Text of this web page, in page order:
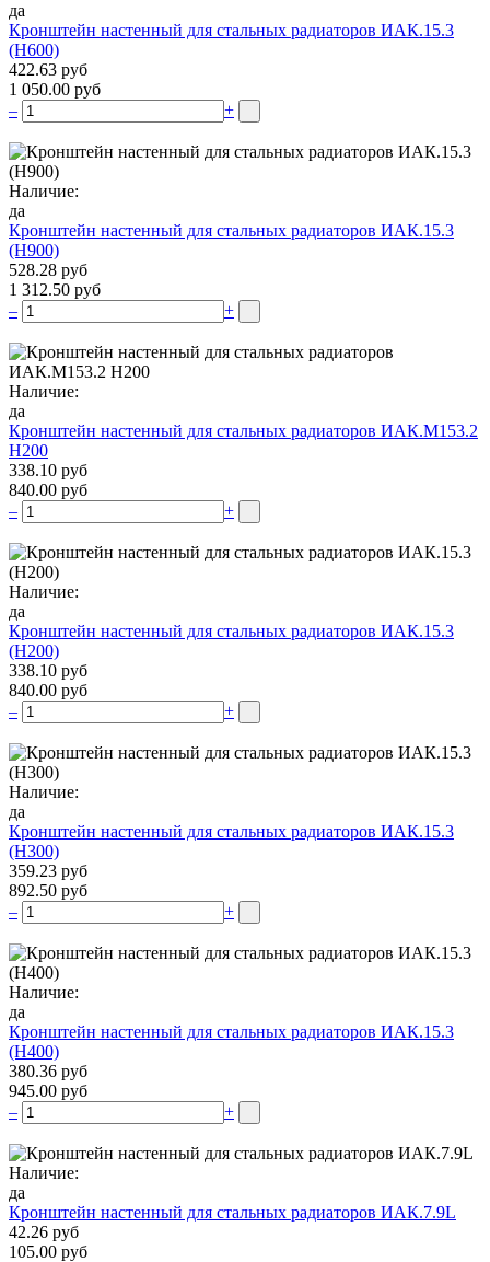
да
Кронштейн настенный для стальных радиаторов ИАК.15.3
(H600)
422.63 руб
1 050.00 руб
–
+
Наличие:
да
Кронштейн настенный для стальных радиаторов ИАК.15.3
(H900)
528.28 руб
1 312.50 руб
–
+
Наличие:
да
Кронштейн настенный для стальных радиаторов ИАК.М153.2
Н200
338.10 руб
840.00 руб
–
+
Наличие:
да
Кронштейн настенный для стальных радиаторов ИАК.15.3
(H200)
338.10 руб
840.00 руб
–
+
Наличие:
да
Кронштейн настенный для стальных радиаторов ИАК.15.3
(H300)
359.23 руб
892.50 руб
–
+
Наличие:
да
Кронштейн настенный для стальных радиаторов ИАК.15.3
(H400)
380.36 руб
945.00 руб
–
+
Наличие:
да
Кронштейн настенный для стальных радиаторов ИАК.7.9L
42.26 руб
105.00 руб